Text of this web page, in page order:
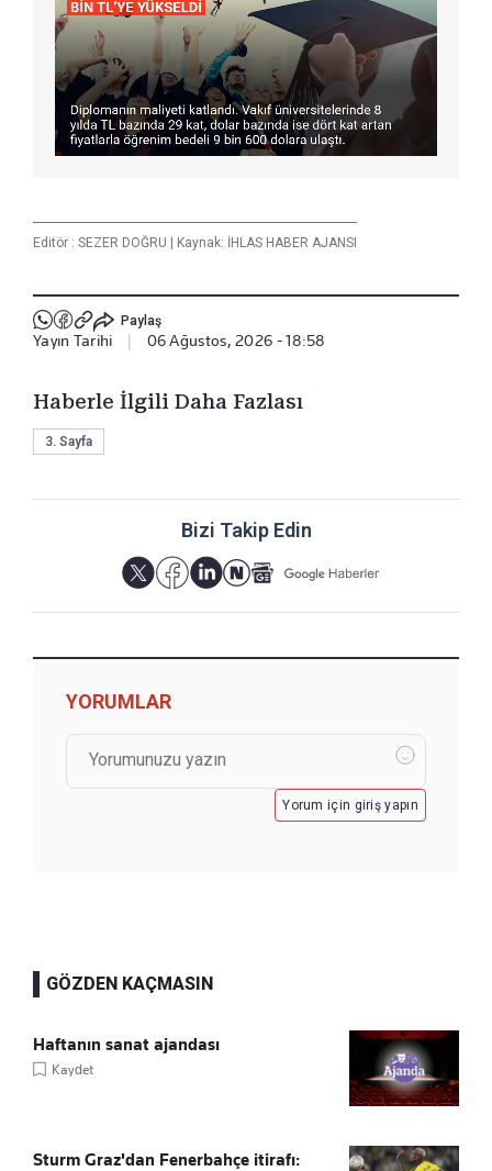
Editör : SEZER DOĞRU Kaynak: İHLAS HABER AJANSI
Paylaş
Yayın Tarihi 06 Ağustos, 2026 - 18:58
Haberle İlgili Daha Fazlası
3. Sayfa
Bizi Takip Edin
YORUMLAR
Yorum için giriş yapın
GÖZDEN KAÇMASIN
Haftanın sanat ajandası
Kaydet
Sturm Graz'dan Fenerbahçe itirafı: